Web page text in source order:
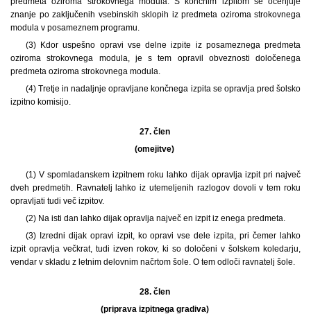
znanje po zaključenih vsebinskih sklopih iz predmeta oziroma strokovnega
modula v posameznem programu.
(3) Kdor uspešno opravi vse delne izpite iz posameznega predmeta
oziroma strokovnega modula, je s tem opravil obveznosti določenega
predmeta oziroma strokovnega modula.
(4) Tretje in nadaljnje opravljane končnega izpita se opravlja pred šolsko
izpitno komisijo.
27. člen
(omejitve)
(1) V spomladanskem izpitnem roku lahko dijak opravlja izpit pri največ
dveh predmetih. Ravnatelj lahko iz utemeljenih razlogov dovoli v tem roku
opravljati tudi več izpitov.
(2) Na isti dan lahko dijak opravlja največ en izpit iz enega predmeta.
(3) Izredni dijak opravi izpit, ko opravi vse dele izpita, pri čemer lahko
izpit opravlja večkrat, tudi izven rokov, ki so določeni v šolskem koledarju,
vendar v skladu z letnim delovnim načrtom šole. O tem odloči ravnatelj šole.
28. člen
(priprava izpitnega gradiva)